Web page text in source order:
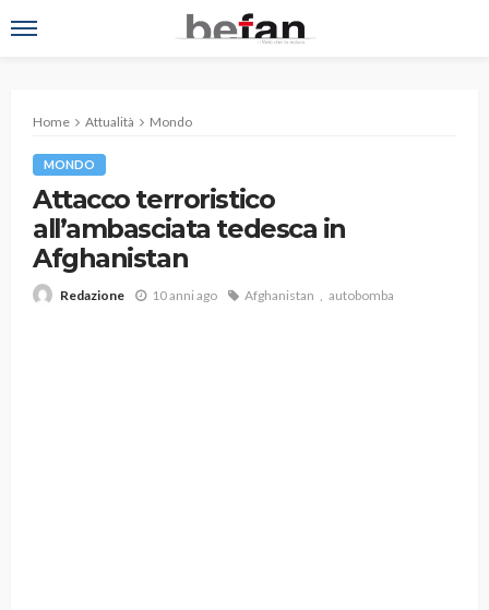
Home Attualità Mondo
MONDO
Attacco terroristico
all’ambasciata tedesca in
Afghanistan
Redazione 10 anni ago Afghanistan autobomba